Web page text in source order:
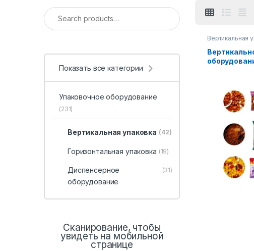
Вертикальная
оборудование
Search for:
Показать все категории
Упаковочное оборудование
(231)
Вертикальная упаковка (42)
Горизонтальная упаковка (19)
Диспенсерное
оборудование
(31)
Сканирование, чтобы
увидеть на мобильной
странице